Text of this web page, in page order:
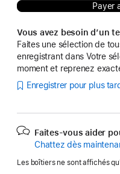
Payer
Vous avez besoin d’un
Faites une sélection de
enregistrant dans Votre
moment et reprenez
Enregistrer pour plus
Faites-vous aider
Chattez dès
Les boîtiers ne sont affichés